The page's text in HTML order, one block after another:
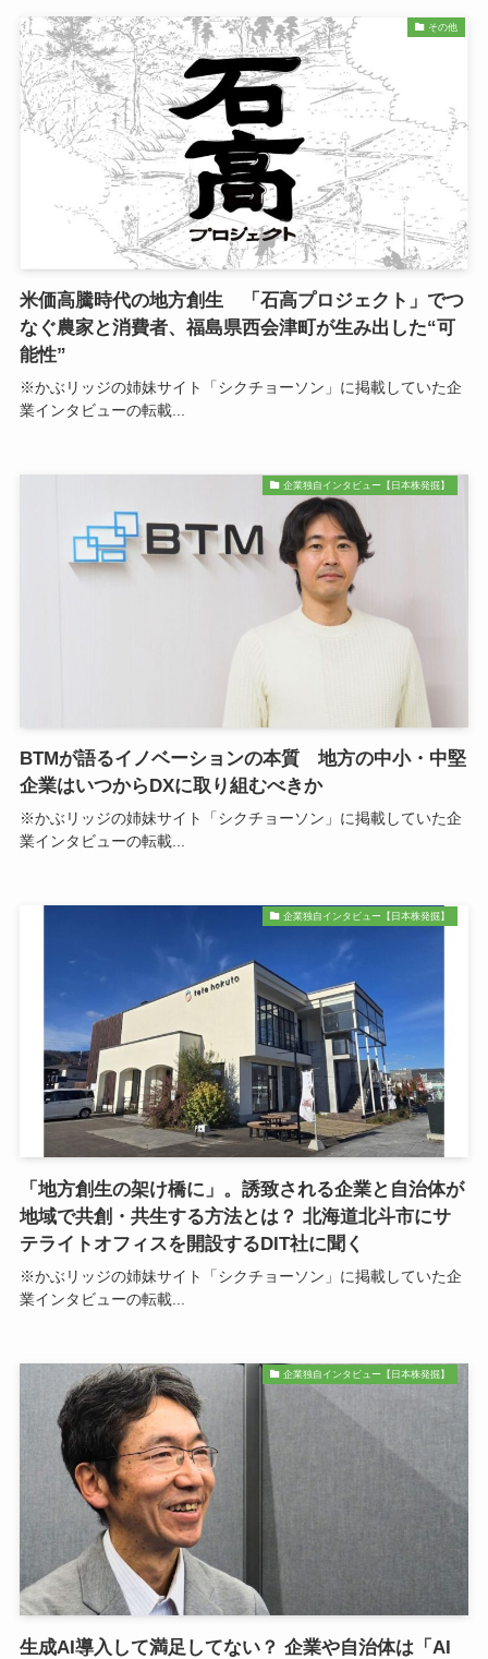
その他
米価高騰時代の地方創生 「石高プロジェクト」でつ
なぐ農家と消費者、福島県西会津町が生み出した“可
能性”
※かぶリッジの姉妹サイト「シクチョーソン」に掲載していた企
業インタビューの転載...
企業独自インタビュー【日本株発掘】
BTMが語るイノベーションの本質 地方の中小・中堅
企業はいつからDXに取り組むべきか
※かぶリッジの姉妹サイト「シクチョーソン」に掲載していた企
業インタビューの転載...
企業独自インタビュー【日本株発掘】
「地方創生の架け橋に」。誘致される企業と自治体が
地域で共創・共生する方法とは？ 北海道北斗市にサ
テライトオフィスを開設するDIT社に聞く
※かぶリッジの姉妹サイト「シクチョーソン」に掲載していた企
業インタビューの転載...
企業独自インタビュー【日本株発掘】
生成AI導入して満足してない？ 企業や自治体は「AI